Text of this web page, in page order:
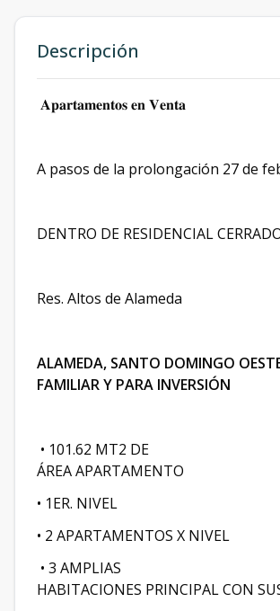
Descripción
𝐀𝐩𝐚𝐫𝐭𝐚𝐦𝐞𝐧𝐭𝐨𝐬 𝐞𝐧 𝐕𝐞𝐧𝐭𝐚
A pasos de la prolongación 27 de
DENTRO DE RESIDENCIAL
Res. Altos de Alameda
ALAMEDA, SANTO DOMINGO
FAMILIAR Y PARA INVERSIÓN
• 101.62 MT2 DE
ÁREA APARTAMENTO
• 1ER. NIVEL
• 2 APARTAMENTOS X NIVEL
• 3 AMPLIAS
HABITACIONES PRINCIPAL CON